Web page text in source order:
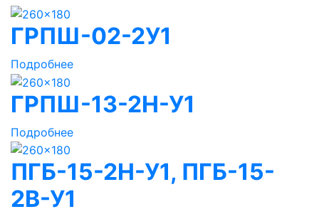
ГРПШ-02-2У1
Подробнее
ГРПШ-13-2Н-У1
Подробнее
ПГБ-15-2Н-У1, ПГБ-15-
2В-У1